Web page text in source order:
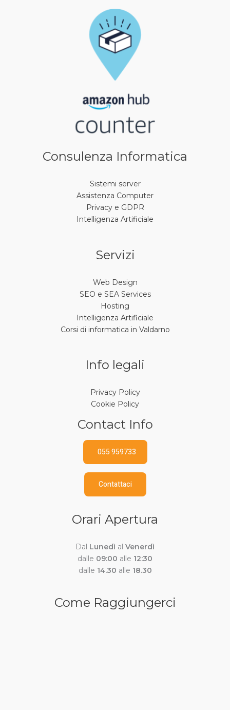
Consulenza Informatica
Sistemi server
Assistenza Computer
Privacy e GDPR
Intelligenza Artificiale
Servizi
Web Design
SEO e SEA Services
Hosting
Intelligenza Artificiale
Corsi di informatica in Valdarno
Info legali
Privacy Policy
Cookie Policy
Contact Info
055 959733
Contattaci
Orari Apertura
Dal Lunedì al Venerdì
dalle 09:00 alle 12:30
dalle 14.30 alle 18.30
Come Raggiungerci